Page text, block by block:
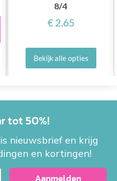
8/4
€ 2,65
Bekijk alle opties
tot 50%!
nieuwsbrief en krijg
en kortingen!